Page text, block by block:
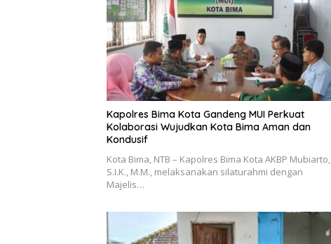
Kapolres Bima Kota Gandeng MUI Perkuat
Kolaborasi Wujudkan Kota Bima Aman dan
Kondusif
Kota Bima, NTB – Kapolres Bima Kota AKBP Mubiarto,
S.I.K., M.M., melaksanakan silaturahmi dengan
Majelis…